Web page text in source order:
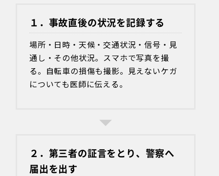
１．事故直後の状況を記録する
場所・日時・天候・交通状況・信号・見
通し・その他状況。スマホで写真を撮
る。自転車の損傷も撮影。見えないケガ
についても医師に伝える。
２．第三者の証言をとり、警察へ
届出を出す